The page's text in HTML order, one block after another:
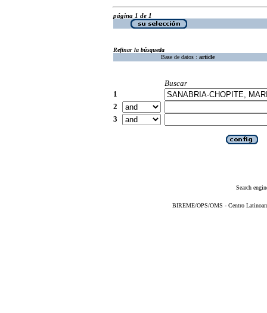
página 1 de 1
Refinar la búsqueda
Base de datos : article
Buscar
1
2
3
Search
BIREME/OPS/OMS - Centro